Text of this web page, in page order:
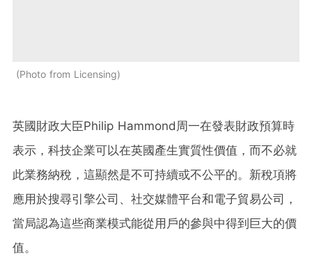
Photo from Licensing
英國財政大臣Philip Hammond周一在發表財政預算時
表示，科技企業可以在英國產生實質性價值，而不必就
此業務納稅，這顯然是不可持續或不公平的。新稅項將
應用於搜尋引擎公司、社交媒體平台和電子貿易公司，
當局認為這些商業模式能從用戶的參與中得到巨大的價
值。